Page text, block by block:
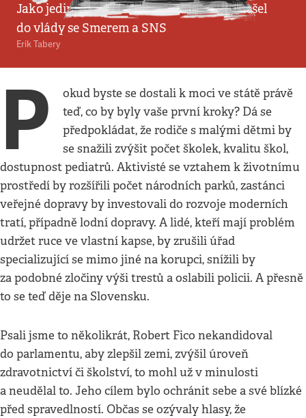
Jako jediný tomu mohl zabránit, kdyby nešel
do vlády se Smerem a SNS
Erik Tabery
P
okud byste se dostali k moci ve státě právě
teď, co by byly vaše první kroky? Dá se
předpokládat, že rodiče s malými dětmi by
se snažili zvýšit počet školek, kvalitu škol,
dostupnost pediatrů. Aktivisté se vztahem k životnímu
prostředí by rozšířili počet národních parků, zastánci
veřejné dopravy by investovali do rozvoje moderních
tratí, případně lodní dopravy. A lidé, kteří mají problém
udržet ruce ve vlastní kapse, by zrušili úřad
specializující se mimo jiné na korupci, snížili by
za podobné zločiny výši trestů a oslabili policii. A přesně
to se teď děje na Slovensku.
Psali jsme to několikrát, Robert Fico nekandidoval
do parlamentu, aby zlepšil zemi, zvýšil úroveň
zdravotnictví či školství, to mohl už v minulosti
a neudělal to. Jeho cílem bylo ochránit sebe a své blízké
před spravedlností. Občas se ozývaly hlasy, že